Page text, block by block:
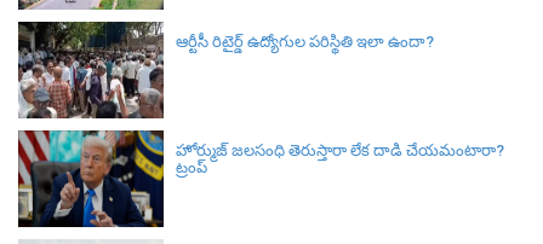
ఆర్టీసీ రిటైర్డ్ ఉద్యోగుల పరిస్థితి ఇలా ఉందా?
హోర్ముజ్ జలసంధి తెరుస్తారా లేక దాడి చేయమంటారా?
ట్రంప్